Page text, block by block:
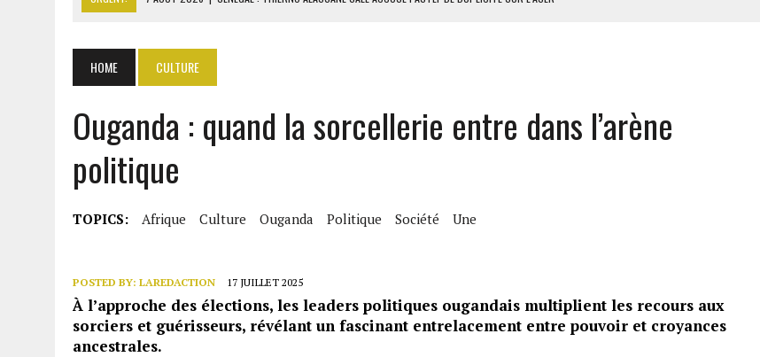
7 AOÛT 2026 | OUATTARA APPELLE À L’UNION NATIONALE POUR BÂTIR LA GRANDE CÔTE D’IVOIRE
CÔTE D’IVOIRE : OUATTARA GRACIE 4 661 DÉTENUS POUR L’INDÉPENDANCE
HOME CULTURE
Ouganda : quand la sorcellerie entre dans l’arène
politique
TOPICS: Afrique Culture Ouganda Politique Société Une
POSTED BY: LAREDACTION 17 JUILLET 2025
À l’approche des élections, les leaders politiques ougandais multiplient les recours aux
sorciers et guérisseurs, révélant un fascinant entrelacement entre pouvoir et croyances
ancestrales.